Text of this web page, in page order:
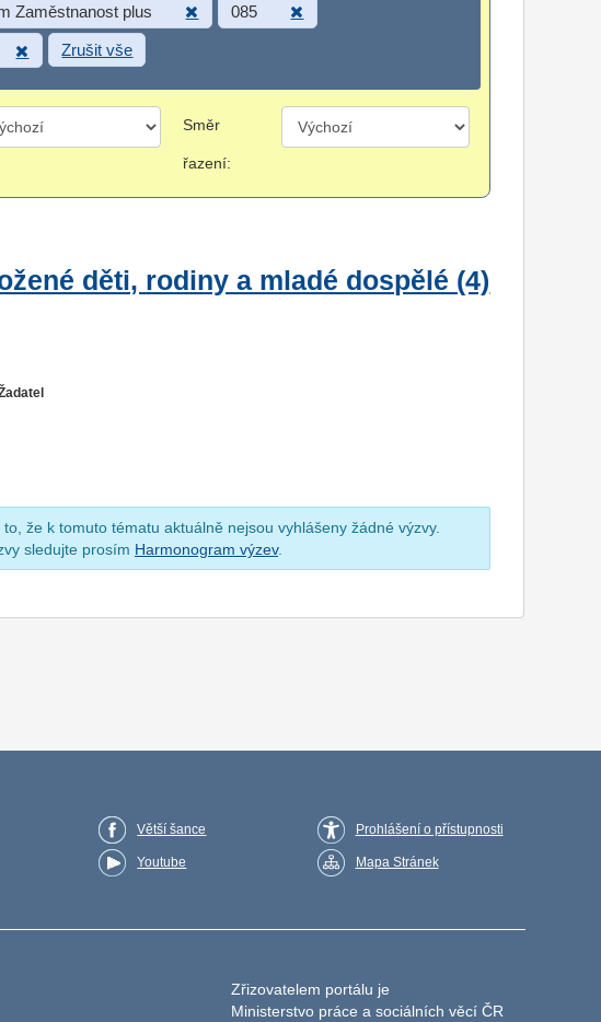
Zaměstnanost plus 085
Zrušit vše
Směr
řazení:
děti, rodiny a mladé dospělé (4)
že k tomuto tématu aktuálně nejsou vyhlášeny žádné výzvy.
sledujte prosím Harmonogram výzev.
Větší šance
Youtube
Prohlášení o přístupnosti
Mapa Stránek
Zřizovatelem portálu je
Ministerstvo práce a sociálních věcí ČR